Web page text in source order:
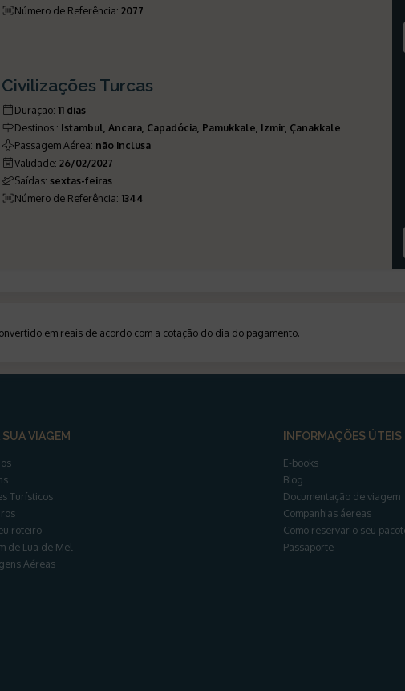
Número de Referência:2077
Civilizações Turcas
Duração:11 dias
Destinos : Istambul, Ancara, Capadócia, Pamukkale, Izmir, Çanakkale
Passagem Aérea: não inclusa
Validade:26/02/2027
Saídas:sextas-feiras
Número de Referência:1344
em reais de acordo com a cotação do dia do pagamento.
SUA VIAGEM
Turísticos
roteiro
de Lua de Mel
Aéreas
INFORMAÇÕES ÚTEIS
E-books
Blog
Documentação de viagem
Companhias áereas
Como reservar o seu
Passaporte